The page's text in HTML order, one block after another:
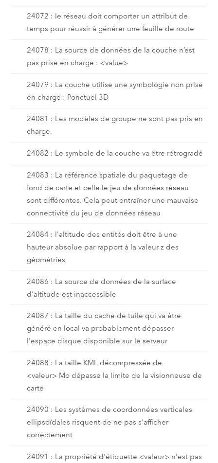
24072 : le réseau doit comporter un attribut de
temps pour réussir à générer une feuille de route
24078 : La source de données de la couche n’est
pas prise en charge : <value>
24079 : La couche utilise une symbologie non prise
en charge : Ponctuel 3D
24081 : Les modèles de groupe ne sont pas pris en
charge.
24082 : Le symbole de la couche va être rétrogradé
24083 : La référence spatiale du paquetage de
fond de carte et celle le jeu de données réseau
sont différentes. Cela peut entraîner une mauvaise
connectivité du jeu de données réseau
24084 : l'altitude des entités doit être à une
hauteur absolue par rapport à la valeur z des
géométries
24086 : La source de données de la surface
d'altitude est inaccessible
24087 : La taille du cache de tuile qui va être
généré en local va probablement dépasser
l'espace disque disponible sur le serveur
24088 : La taille KML décompressée de
<valeur> Mo dépasse la limite de la visionneuse de
carte
24090 : Les systèmes de coordonnées verticales
ellipsoïdales risquent de ne pas s'afficher
correctement
24091 : La propriété d'étiquette <valeur> n'est pas